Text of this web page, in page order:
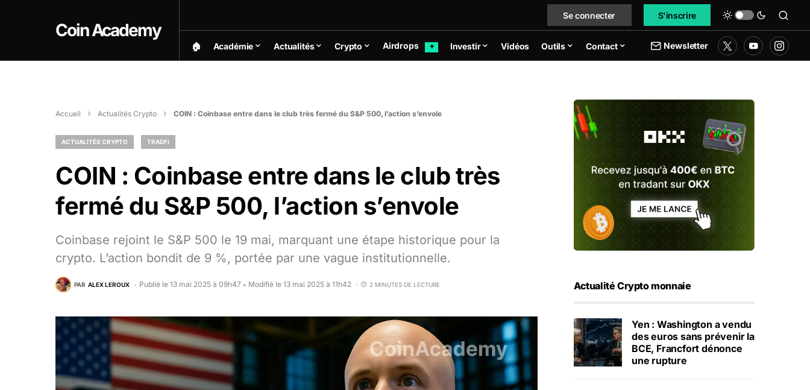
Coin Academy
Se connecter S'inscrire
🏠︎ Académie Actualités Crypto Airdrops ✦ Investir Vidéos Outils Contact Newsletter
Accueil Actualités Crypto COIN : Coinbase entre dans le club très fermé du S&P 500, l’action s’envole
ACTUALITÉS CRYPTO TRADFI
COIN : Coinbase entre dans le club très
fermé du S&P 500, l’action s’envole
Coinbase rejoint le S&P 500 le 19 mai, marquant une étape historique pour la
crypto. L’action bondit de 9 %, portée par une vague institutionnelle.
PAR ALEX LEROUX Publié le 13 mai 2025 à 09h47 • Modifié le 13 mai 2025 à 11h42 2 MINUTES DE LECTURE Actualité Crypto monnaie
Yen : Washington a vendu
des euros sans prévenir la
BCE, Francfort dénonce
une rupture